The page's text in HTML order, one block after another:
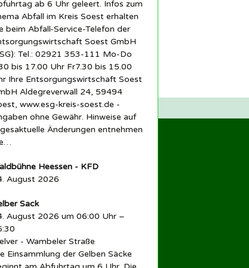
ab 6 Uhr geleert. Infos zum
Abfall im Kreis Soest erhalten
beim Abfall-Service-Telefon der
Soest GmbH
Tel.: 02921 353-111 Mo-Do
bis 17.00 Uhr Fr7.30 bis 15.00
Ihre Entsorgungswirtschaft Soest
Aldegreverwall 24, 59494
www.esg-kreis-soest.de -
ohne Gewähr. Hinweise auf
Änderungen entnehmen
Heessen - KFD
August 2026
Sack
August 2026 um 06:00 Uhr –
- Wambeler Straße
Einsammlung der Gelben Säcke